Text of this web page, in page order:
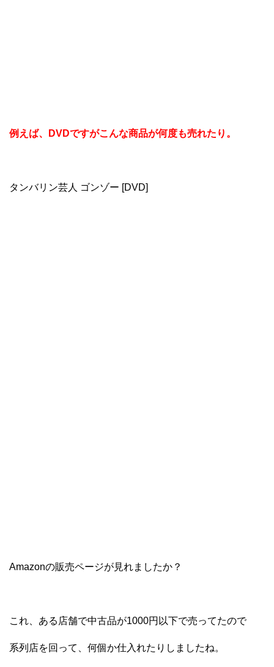
例えば、DVDですがこんな商品が何度も売れたり。
タンバリン芸人 ゴンゾー [DVD]
Amazonの販売ページが見れましたか？
これ、ある店舗で中古品が1000円以下で売ってたので
系列店を回って、何個か仕入れたりしましたね。